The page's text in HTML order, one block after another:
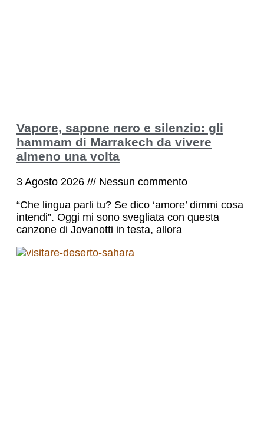
Vapore, sapone nero e silenzio: gli
hammam di Marrakech da vivere
almeno una volta
3 Agosto 2026
Nessun commento
“Che lingua parli tu? Se dico ‘amore’ dimmi cosa
intendi”. Oggi mi sono svegliata con questa
canzone di Jovanotti in testa, allora